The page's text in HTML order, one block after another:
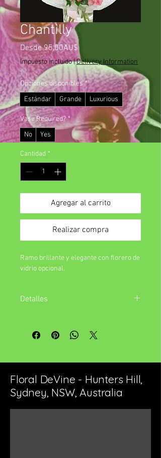
Chantilly
Desde95,00AU$Precio
de
oferta
Impuesto incluido|Delivery Information
Opciones disponibles *
Estándar
Grande Luxurious
Vase Required? *
No
Yes
Cantidad *
Agregar al carrito
Realizar compra
Ramo brillante y elegante con florero de
vidrio opcional.
Detalles
Floral DeVine - Hunters Hill,
Sydney, NSW, Australia